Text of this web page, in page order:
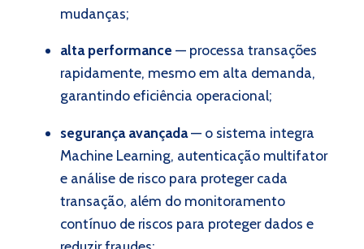
mudanças;
alta performance — processa transações
rapidamente, mesmo em alta demanda,
garantindo eficiência operacional;
segurança avançada— o sistema integra
Machine Learning, autenticação multifator
e análise de risco para proteger cada
transação, além do monitoramento
contínuo de riscos para proteger dados e